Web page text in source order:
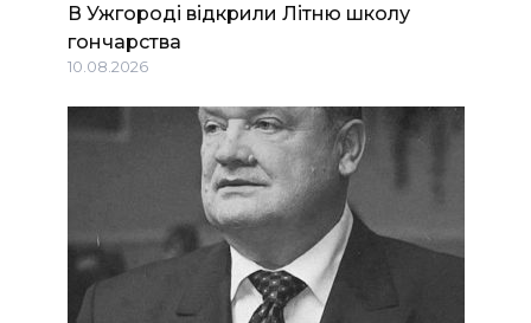
В Ужгороді відкрили Літню школу
гончарства
10.08.2026